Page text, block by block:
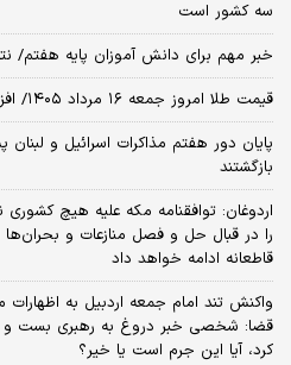
سه کشور است
خبر مهم برای دانش آموزان پایه هفتم/
قیمت طلا امروز جمعه ۱۶ مرداد ۱۴۰۵/ افزایش قیمت طلا
پایان دور هفتم مذاکرات اسرائیل و
بازگشتند
اردوغان: توافقنامه مکه علیه هیچ
را در قبال حل و فصل منازعات و
قاطعانه ادامه خواهد داد
واکنش تند امام جمعه اردبیل به
قضا: شخصی خبر دروغ به رهبری بست و
کرد، آیا این جرم است یا خیر؟